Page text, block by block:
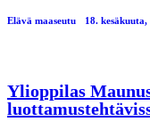
Elävä maaseutu 18. kesäkuuta,
Ylioppilas